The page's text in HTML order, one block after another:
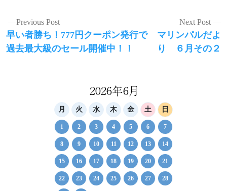
投
稿
ナ
Previous Post
Previous
post:
早い者勝ち！777円クーポン発行で
過去最大級のセール開催中！！
Next Post
Next
post:
マリンパルだよ
り ６月その２
2026年6月
月 火 水 木 金 土 日
1 2 3 4 5 6 7
8 9 10 11 12 13 14
15 16 17 18 19 20 21
22 23 24 25 26 27 28